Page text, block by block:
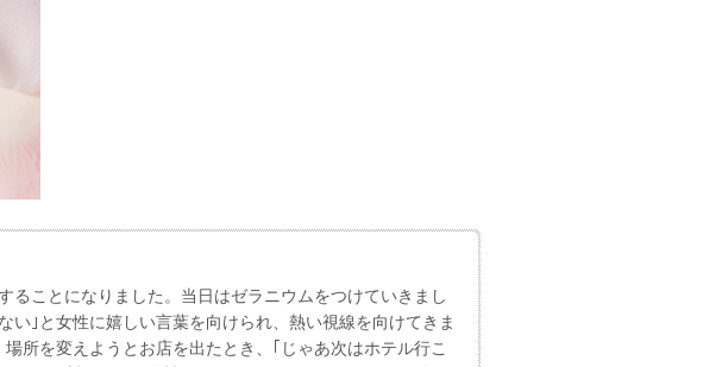
ることになりました。当日はゼラニウムをつけていきまし
い｣と女性に嬉しい言葉を向けられ、熱い視線を向けてきま
所を変えようとお店を出たとき、｢じゃあ次はホテル行こ